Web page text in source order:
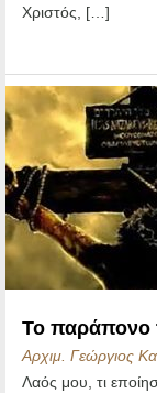
Χριστός, […]
Το παράπονο
Αρχιμ. Γεώργιος
Λαός μου, τι